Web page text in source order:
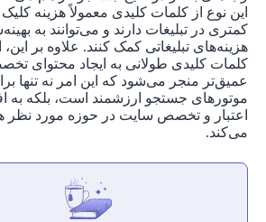
کمتری در تبلیغات دارند و می‌توانند به
هزینه‌های تبلیغاتی کمک کنند. علاوه بر این،
کلمات کلیدی طولانی به ایجاد محتوای
عمیق‌تر منجر می‌شود که این امر نه تنها
موتورهای جستجو ارزشمند است، بلکه به
اعتبار و تخصص سایت در حوزه مورد
می‌کند.